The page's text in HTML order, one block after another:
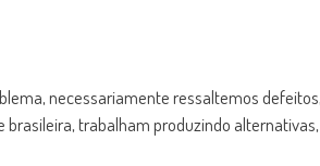
necessariamente ressaltemos
trabalham produzindo